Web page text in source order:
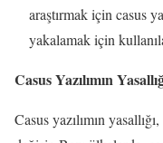
araştırmak için casus
yakalamak için
Casus Yazılımın
Casus yazılımın